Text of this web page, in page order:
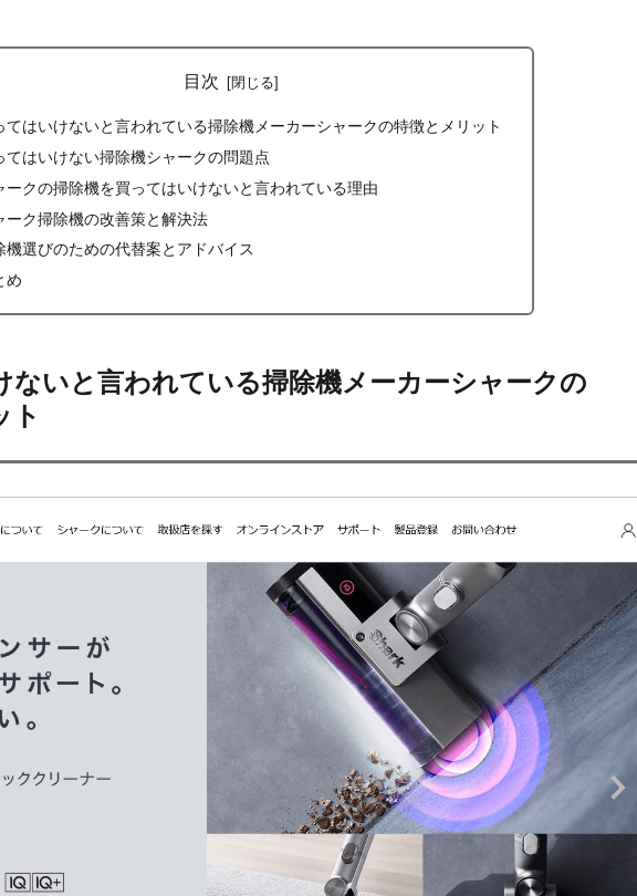
目次
てはいけないと言われている掃除機メーカーシャークの特徴とメリット
てはいけない掃除機シャークの問題点
ークの掃除機を買ってはいけないと言われている理由
ーク掃除機の改善策と解決法
機選びのための代替案とアドバイス
め
ないと言われている掃除機メーカーシャークの
ト